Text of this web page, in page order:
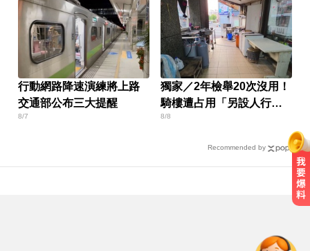
行動網路降速演練將上路
交通部公布三大提醒
8/7
獨家／2年檢舉20次沒用！
騎樓遭占用「另設人行
道」挨批
8/8
Recommended by